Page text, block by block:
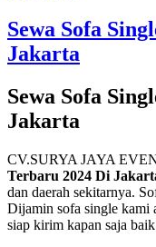
Sewa Sofa
Jakarta
Sewa Sofa
Jakarta
CV.SURYA JAYA
Terbaru 2024 Di
dan daerah sekitarnya.
Dijamin sofa single kami
siap kirim kapan saja